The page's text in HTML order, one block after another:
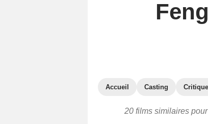
Accueil Casting
20 films similaires